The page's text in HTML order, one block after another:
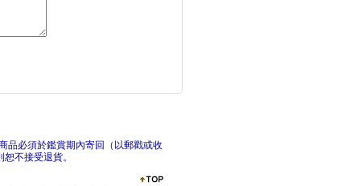
品必須於鑑賞期內寄回（以郵戳或收
不接受退貨。